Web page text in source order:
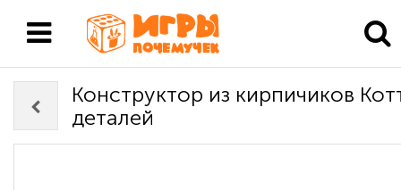
Конструктор из кирпичиков
деталей